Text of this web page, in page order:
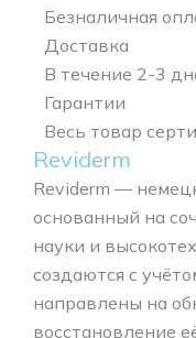
Безналичная
Доставка
В течение 2-3
Гарантии
Весь товар
Reviderm
Reviderm —
основанный на
науки и
создаются с
направлены на
восстановление